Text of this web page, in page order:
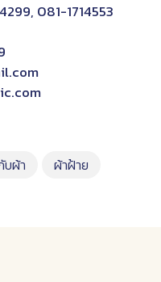
, 081-1714553
บผ้า ผ้าฝ้าย